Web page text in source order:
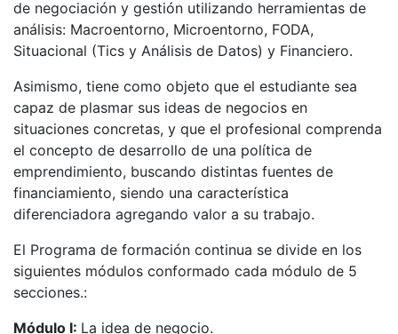
de negociación y gestión utilizando herramientas de
análisis: Macroentorno, Microentorno, FODA,
Situacional (Tics y Análisis de Datos) y Financiero.
Asimismo, tiene como objeto que el estudiante sea
capaz de plasmar sus ideas de negocios en
situaciones concretas, y que el profesional comprenda
el concepto de desarrollo de una política de
emprendimiento, buscando distintas fuentes de
financiamiento, siendo una característica
diferenciadora agregando valor a su trabajo.
El Programa de formación continua se divide en los
siguientes módulos conformado cada módulo de 5
secciones.:
Módulo I: La idea de negocio.